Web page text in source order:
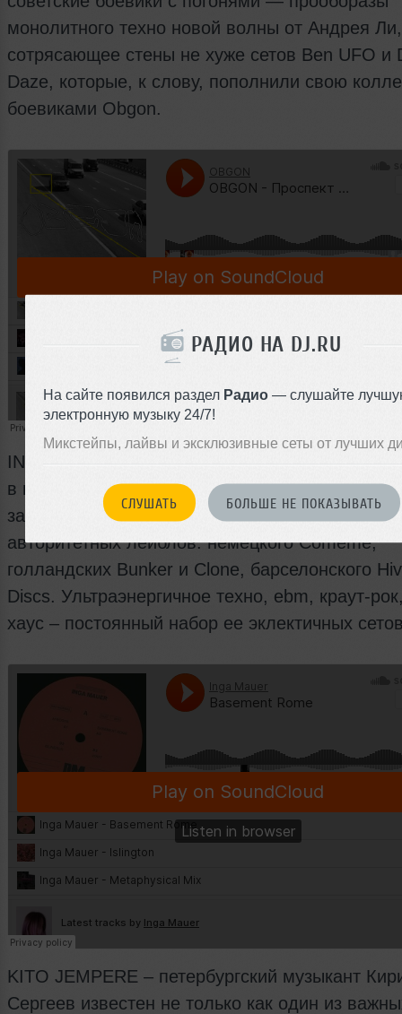
РАДИО НА DJ.RU
На сайте появился раздел Радио — слушайте
электронную музыку 24/7!
Микстейпы, лайвы и эксклюзивные сеты от лучших
СЛУШАТЬ БОЛЬШЕ НЕ ПОКАЗЫВАТЬ
монолитного техно новой волны от Андрея Ли,
сотрясающее стены не хуже сетов Ben UFO и
Daze, которые, к слову, пополнили свою
боевиками Obgon.
INGA MAUER – российский диджей,
в последнее время в Европе. Именно там она
заслужила доверие и уважение среди многих
авторитетных лейблов: немецкого Comeme,
голландских Bunker и Clone, барселонского
Discs. Ультраэнергичное техно, ebm, краут-
хаус – постоянный набор ее эклектичных
KITO JEMPERE – петербургский музыкант
Сергеев известен не только как один из